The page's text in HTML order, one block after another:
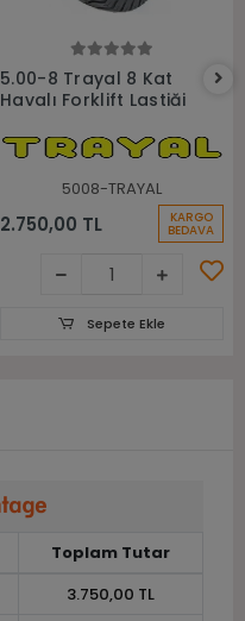
5.00-8 Trayal 8 Kat
Havalı Forklift Lastiği
5008-TRAYAL
2.750,00 TL KARGO
BEDAVA
Sepete Ekle
Toplam Tutar
3.750,00 TL